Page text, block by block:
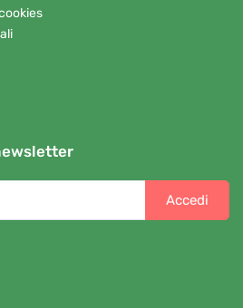
Accedi